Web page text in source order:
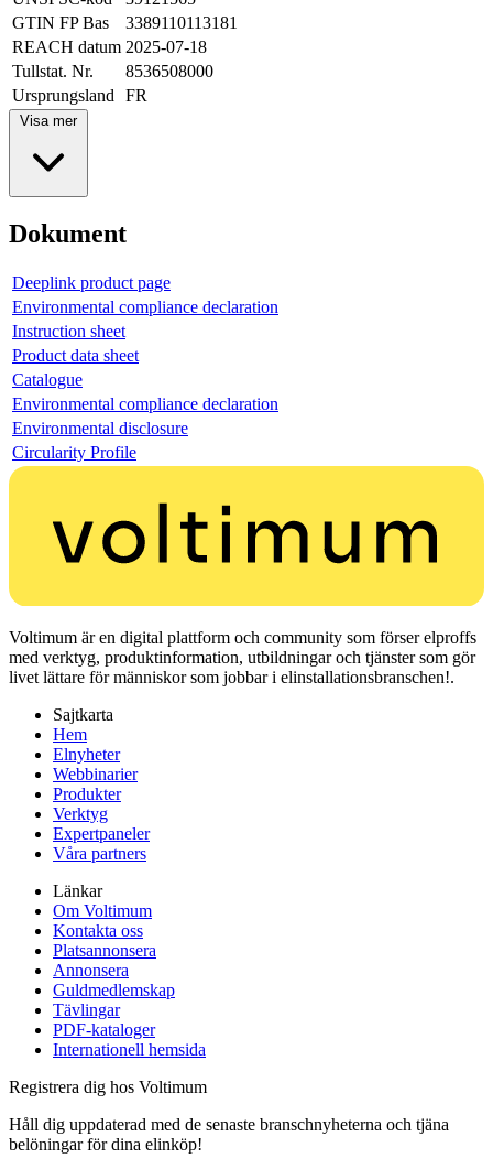
GTIN FP Bas
3389110113181
REACH datum 2025-07-18
Tullstat. Nr.
8536508000
Ursprungsland
FR
Visa mer
Dokument
Deeplink product page
Environmental compliance declaration
Instruction sheet
Product data sheet
Catalogue
Environmental compliance declaration
Environmental disclosure
Circularity Profile
Voltimum är en digital plattform och community som förser elproffs
med verktyg, produktinformation, utbildningar och tjänster som gör
livet lättare för människor som jobbar i elinstallationsbranschen!.
Sajtkarta
Hem
Elnyheter
Webbinarier
Produkter
Verktyg
Expertpaneler
Våra partners
Länkar
Om Voltimum
Kontakta oss
Platsannonsera
Annonsera
Guldmedlemskap
Tävlingar
PDF-kataloger
Internationell hemsida
Registrera dig hos Voltimum
Håll dig uppdaterad med de senaste branschnyheterna och tjäna
belöningar för dina elinköp!